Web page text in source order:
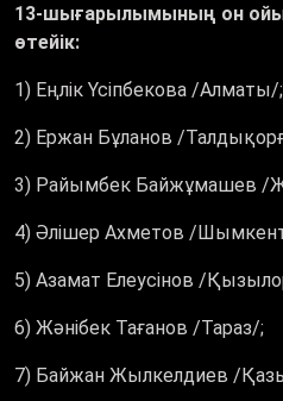
13-шығарылымының он
өтейік:
1) Еңлік Үсіпбекова /Алматы/;
2) Ержан Бұланов /
3) Райымбек Байжұмашев /
4) Әлішер Ахметов /
5) Азамат Елеусінов /
6) Жәнібек Тағанов /Тараз/;
7) Байжан Жылкелдиев /